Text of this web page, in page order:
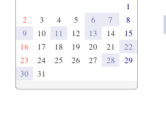
1
2
3 4 5 6 7
8
9
10 11 12 13 14
15
16
17 18 19 20 21
22
23
24 25 26 27 28
29
30
31